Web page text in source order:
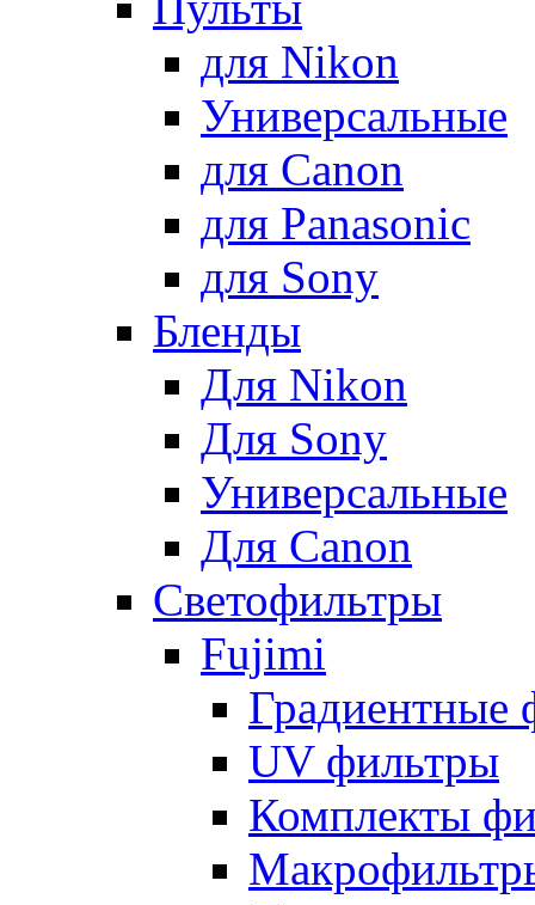
для Nikon
Универсальные
для Canon
для Panasonic
для Sony
Бленды
Для Nikon
Для Sony
Универсальные
Для Canon
Светофильтры
Fujimi
Градиентные
UV фильтры
Комплекты